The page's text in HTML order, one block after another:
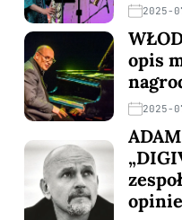
2025-
opis
2025-
opinie